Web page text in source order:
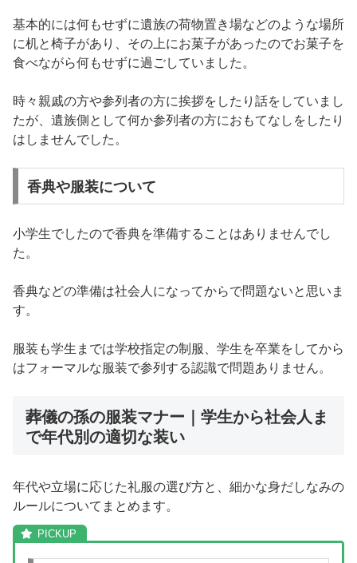
基本的には何もせずに遺族の荷物置き場などのような場所
に机と椅子があり、その上にお菓子があったのでお菓子を
食べながら何もせずに過ごしていました。
時々親戚の方や参列者の方に挨拶をしたり話をしていまし
たが、遺族側として何か参列者の方におもてなしをしたり
はしませんでした。
香典や服装について
小学生でしたので香典を準備することはありませんでし
た。
香典などの準備は社会人になってからで問題ないと思いま
す。
服装も学生までは学校指定の制服、学生を卒業をしてから
はフォーマルな服装で参列する認識で問題ありません。
葬儀の孫の服装マナー｜学生から社会人ま
で年代別の適切な装い
年代や立場に応じた礼服の選び方と、細かな身だしなみの
ルールについてまとめます。